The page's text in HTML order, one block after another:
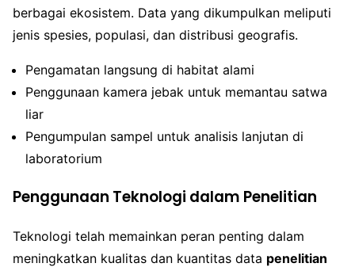
berbagai ekosistem. Data yang dikumpulkan meliputi
jenis spesies, populasi, dan distribusi geografis.
Pengamatan langsung di habitat alami
Penggunaan kamera jebak untuk memantau satwa
liar
Pengumpulan sampel untuk analisis lanjutan di
laboratorium
Penggunaan Teknologi dalam Penelitian
Teknologi telah memainkan peran penting dalam
meningkatkan kualitas dan kuantitas data penelitian